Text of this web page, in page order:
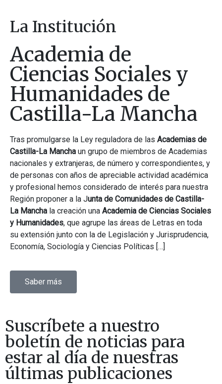
La Institución
Academia de
Ciencias Sociales y
Humanidades de
Castilla-La Mancha
Tras promulgarse la Ley reguladora de las Academias de
Castilla-La Mancha un grupo de miembros de Academias
nacionales y extranjeras, de número y correspondientes, y
de personas con años de apreciable actividad académica
y profesional hemos considerado de interés para nuestra
Región proponer a la Junta de Comunidades de Castilla-
La Mancha la creación una Academia de Ciencias Sociales
y Humanidades, que agrupe las áreas de Letras en toda
su extensión junto con la de Legislación y Jurisprudencia,
Economía, Sociología y Ciencias Políticas […]
Saber más
Suscríbete a nuestro
boletín de noticias para
estar al día de nuestras
últimas publicaciones